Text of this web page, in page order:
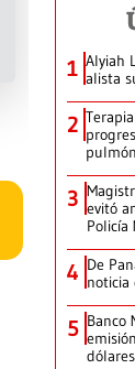
1 Alyiah
alista
2
pulmón
3 evitó
Policía
4 De
noticia
5 Banco
dólares